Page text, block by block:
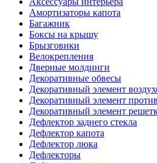
Амортизаторы капота
Багажник
Боксы на крышу
Брызговики
Велокрепления
Дверные молдинги
Декоративные обвесы
Декоративный элемент
Декоративный элемент
Декоративный элемент
Дефлектор заднего стекла
Дефлектор капота
Дефлектор люка
Дефлекторы